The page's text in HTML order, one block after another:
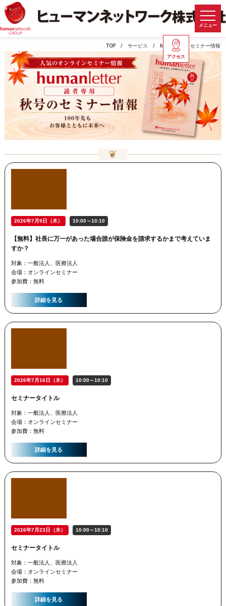
メニュー
アクセス
TOP サービス humanletter セミナー情報
❦
2026年7月9日（木） 10:00～10:10
【無料】社長に万一があった場合誰が保険金を請求するかまで考えていま
すか？
対象：一般法人、医療法人
会場：オンラインセミナー
参加費：無料
詳細を見る
2026年7月16日（木） 10:00～10:10
セミナータイトル
対象：一般法人、医療法人
会場：オンラインセミナー
参加費：無料
詳細を見る
2026年7月23日（木） 10:00～10:10
セミナータイトル
対象：一般法人、医療法人
会場：オンラインセミナー
参加費：無料
詳細を見る